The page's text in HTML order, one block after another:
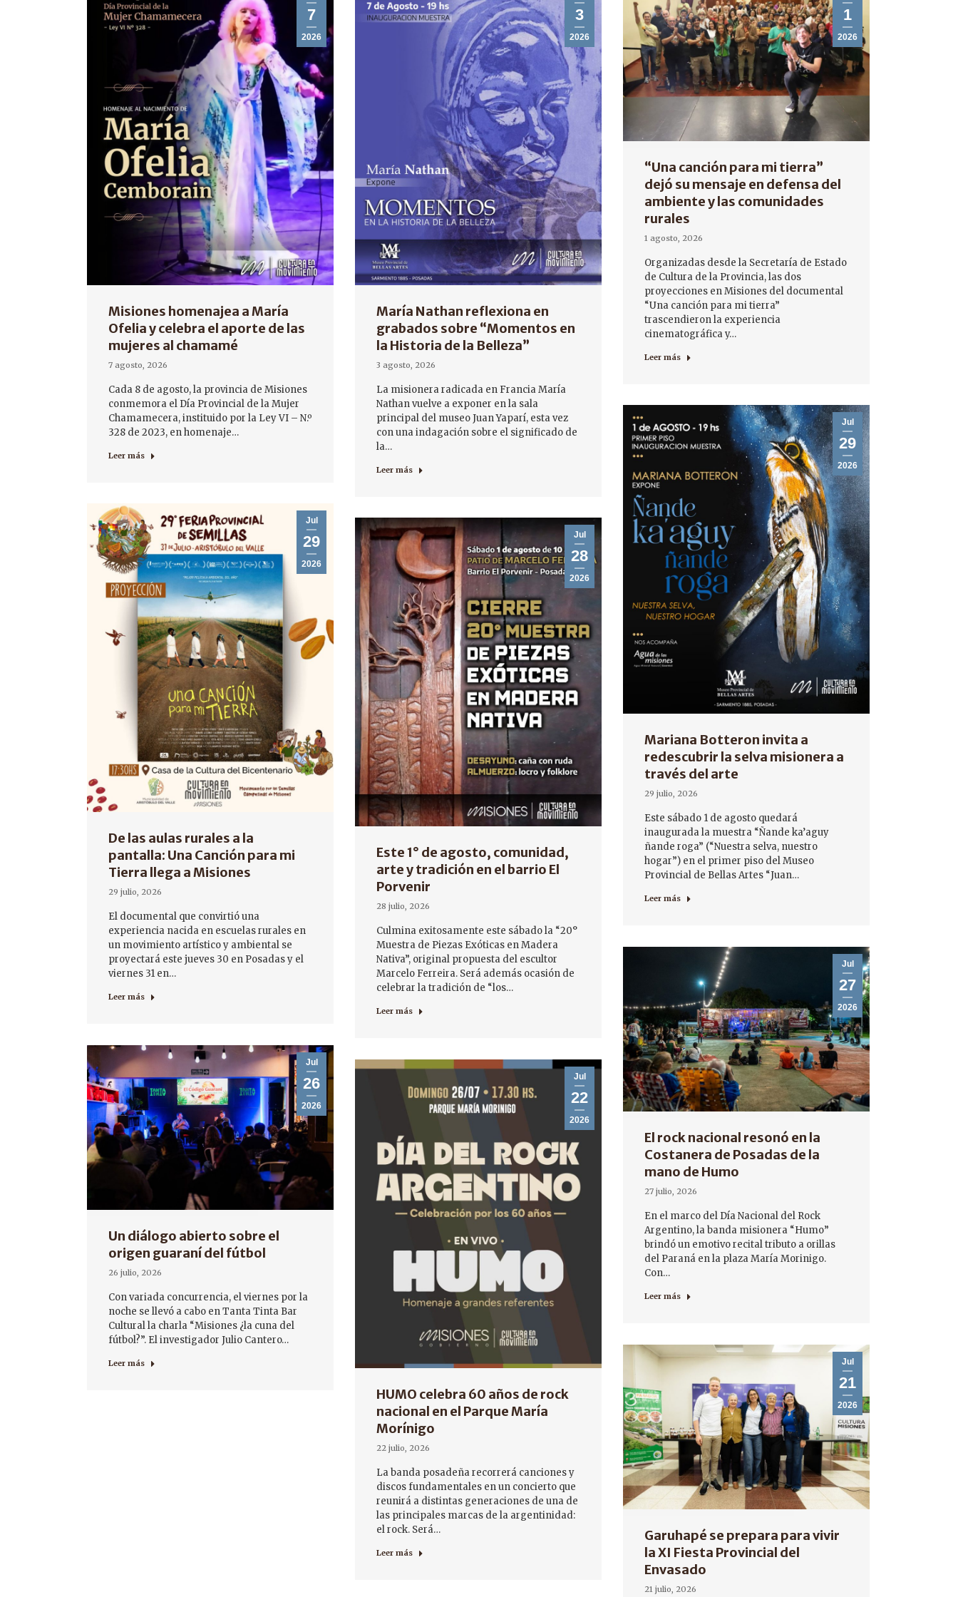
7
2026
Misiones homenajea a María
Ofelia y celebra el aporte de las
mujeres al chamamé
7 agosto, 2026
Cada 8 de agosto, la provincia de Misiones
conmemora el Día Provincial de la Mujer
Chamamecera, instituido por la Ley VI – N.º
328 de 2023, en homenaje…
Leer más
3
2026
María Nathan reflexiona en
grabados sobre “Momentos en
la Historia de la Belleza”
3 agosto, 2026
La misionera radicada en Francia María
Nathan vuelve a exponer en la sala
principal del museo Juan Yaparí, esta vez
con una indagación sobre el significado de
la…
Leer más
1
2026
“Una canción para mi tierra”
dejó su mensaje en defensa del
ambiente y las comunidades
rurales
1 agosto, 2026
Organizadas desde la Secretaría de Estado
de Cultura de la Provincia, las dos
proyecciones en Misiones del documental
“Una canción para mi tierra”
trascendieron la experiencia
cinematográfica y…
Leer más
Jul
29
2026
Mariana Botteron invita a
redescubrir la selva misionera a
través del arte
29 julio, 2026
Este sábado 1 de agosto quedará
inaugurada la muestra “Ñande ka’aguy
ñande roga” (“Nuestra selva, nuestro
hogar”) en el primer piso del Museo
Provincial de Bellas Artes “Juan…
Leer más
Jul
29
2026
De las aulas rurales a la
pantalla: Una Canción para mi
Tierra llega a Misiones
29 julio, 2026
El documental que convirtió una
experiencia nacida en escuelas rurales en
un movimiento artístico y ambiental se
proyectará este jueves 30 en Posadas y el
viernes 31 en…
Leer más
Jul
28
2026
Este 1° de agosto, comunidad,
arte y tradición en el barrio El
Porvenir
28 julio, 2026
Culmina exitosamente este sábado la “20°
Muestra de Piezas Exóticas en Madera
Nativa”, original propuesta del escultor
Marcelo Ferreira. Será además ocasión de
celebrar la tradición de “los…
Leer más
Jul
27
2026
El rock nacional resonó en la
Costanera de Posadas de la
mano de Humo
27 julio, 2026
En el marco del Día Nacional del Rock
Argentino, la banda misionera “Humo”
brindó un emotivo recital tributo a orillas
del Paraná en la plaza María Morinigo.
Con…
Leer más
Jul
26
2026
Un diálogo abierto sobre el
origen guaraní del fútbol
26 julio, 2026
Con variada concurrencia, el viernes por la
noche se llevó a cabo en Tanta Tinta Bar
Cultural la charla “Misiones ¿la cuna del
fútbol?”. El investigador Julio Cantero…
Leer más
Jul
22
2026
HUMO celebra 60 años de rock
nacional en el Parque María
Morínigo
22 julio, 2026
La banda posadeña recorrerá canciones y
discos fundamentales en un concierto que
reunirá a distintas generaciones de una de
las principales marcas de la argentinidad:
el rock. Será…
Leer más
Jul
21
2026
Garuhapé se prepara para vivir
la XI Fiesta Provincial del
Envasado
21 julio, 2026